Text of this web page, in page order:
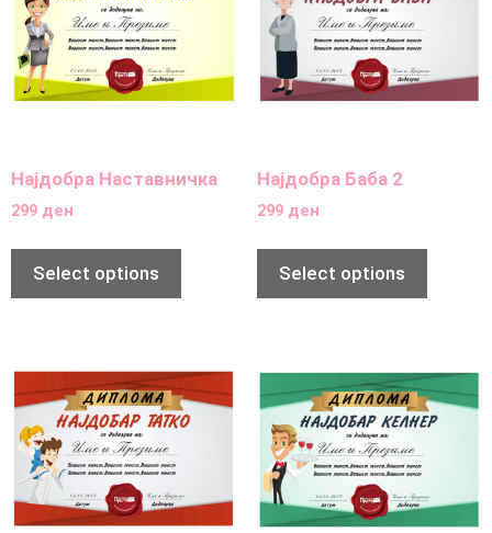
Најдобра Наставничка
299 ден
Select options
Најдобра Баба 2
299 ден
Select options